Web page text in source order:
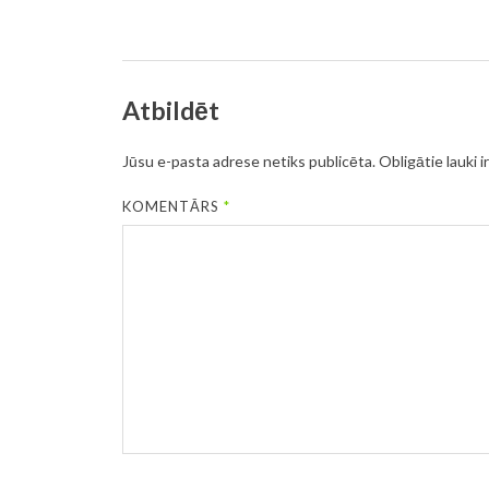
Atbildēt
Jūsu e-pasta adrese netiks publicēta.Obligātie lauki
KOMENTĀRS*